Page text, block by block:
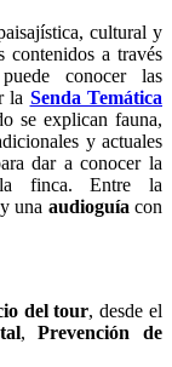
cultural y
contenidos a través
conocer las
la Senda Temática
se explican fauna,
y actuales
dar a conocer la
la finca. Entre la
una audioguía con
del tour, desde el
,Prevención de